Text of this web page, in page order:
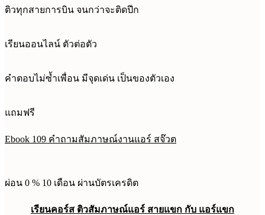
ติวทุกสายการบิน จนกว่าจะติดปีก
เรียนออนไลน์ ตัวต่อตัว
คำตอบไม่ซ้ำเพื่อน มีจุดเด่น เป็นของตัวเอง
แถมฟรี
Ebook 109 คำถามสัมภาษณ์งานแอร์ สจ๊วต
ผ่อน 0 % 10 เดือน ผ่านบัตรเครดิต
เรียนคอร์ส ติวสัมภาษณ์แอร์ สายแขก กับ แอร์แขก